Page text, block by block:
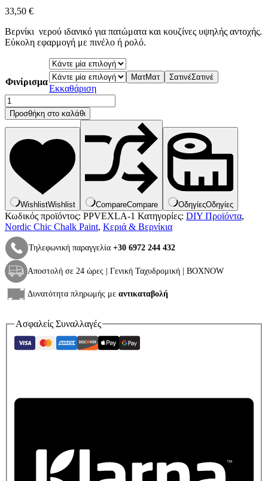
33,50 €
Βερνίκι νερού ιδανικό για πατώματα και κουζίνες υψηλής αντοχής.
Εύκολη εφαρμογή με πινέλο ή ρολό.
Φινίρισμα ΜατΜατ ΣατινέΣατινέ
Εκκαθάριση
Polyvine
Heavy
Duty
Lacquer
ποσότητα
Προσθήκη στο καλάθι
WishlistWishlist CompareCompare ΟδηγίεςΟδηγίες
Κωδικός προϊόντος: PPVEXLA-1 Κατηγορίες: DIY Προϊόντα,
Nordic Chic Chalk Paint, Κεριά & Βερνίκια
Τηλεφωνική παραγγελία +30 6972 244 432
Αποστολή σε 24 ώρες | Γενική Ταχυδρομική | BOXNOW
Δυνατότητα πληρωμής με αντικαταβολή
Ασφαλείς Συναλλαγές